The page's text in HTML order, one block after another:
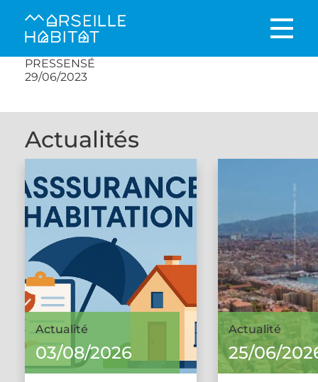
PRESSENSÉ
29/06/2023
Actualités
Actualité
03/08/2026
Actualité
25/06/